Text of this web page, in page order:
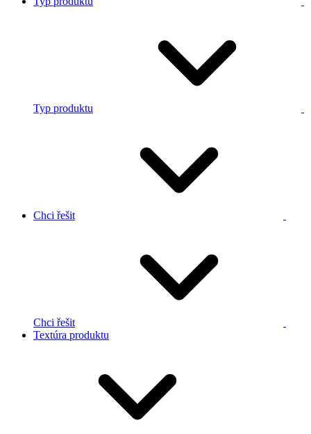
Typ produktu
Chci řešit
Chci řešit
Textúra produktu